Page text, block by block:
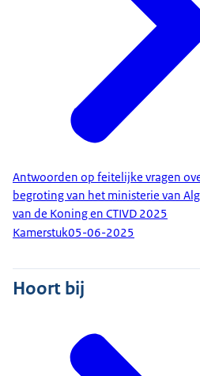
Antwoorden op feitelijke vragen
begroting van het ministerie van
van de Koning en CTIVD 2025
Kamerstuk05-06-2025
Hoort bij